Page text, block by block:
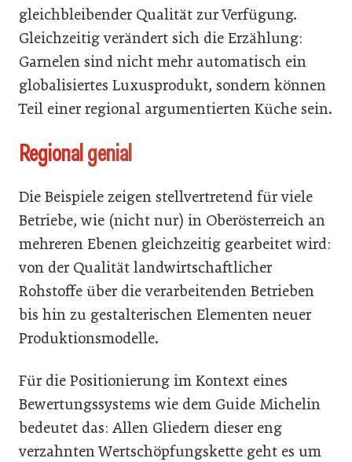
gleichbleibender Qualität zur Verfügung.
Gleichzeitig verändert sich die Erzählung:
Garnelen sind nicht mehr automatisch ein
globalisiertes Luxusprodukt, sondern können
Teil einer regional argumentierten Küche sein.
Regional genial
Die Beispiele zeigen stellvertretend für viele
Betriebe, wie (nicht nur) in Oberösterreich an
mehreren Ebenen gleichzeitig gearbeitet wird:
von der Qualität landwirtschaftlicher
Rohstoffe über die verarbeitenden Betrieben
bis hin zu gestalterischen Elementen neuer
Produktionsmodelle.
Für die Positionierung im Kontext eines
Bewertungssystems wie dem Guide Michelin
bedeutet das: Allen Gliedern dieser eng
verzahnten Wertschöpfungskette geht es um